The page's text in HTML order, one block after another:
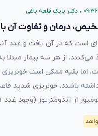
• دکتر بابک قلعه‌ باغی
درمان و تفاوت آن با
است که در آن بافت و غدد
می‌کنند. از هر سه بیمار مبتلا
اما بقیه ممکن است خونریزی
داشته باشند. خونریزی شدید
از آندومتریوز (وجود غدد